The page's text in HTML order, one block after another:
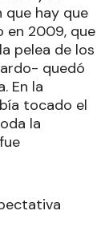
que hay que
en 2009, que
pelea de los
quedó
En la
tocado el
la